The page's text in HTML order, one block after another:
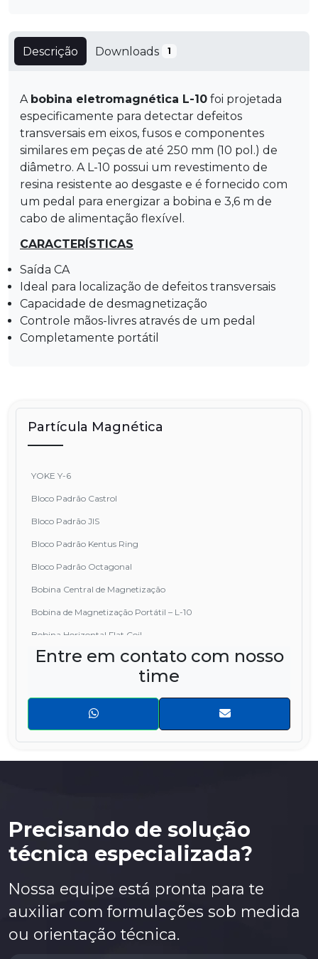
Descrição Downloads 1
A bobina eletromagnética L-10 foi projetada
especificamente para detectar defeitos
transversais em eixos, fusos e componentes
similares em peças de até 250 mm (10 pol.) de
diâmetro. A L-10 possui um revestimento de
resina resistente ao desgaste e é fornecido com
um pedal para energizar a bobina e 3,6 m de
cabo de alimentação flexível.
CARACTERÍSTICAS
Saída CA
Ideal para localização de defeitos transversais
Capacidade de desmagnetização
Controle mãos-livres através de um pedal
Completamente portátil
Partícula Magnética
YOKE Y-6
Bloco Padrão Castrol
Bloco Padrão JIS
Bloco Padrão Kentus Ring
Bloco Padrão Octagonal
Bobina Central de Magnetização
Bobina de Magnetização Portátil – L-10
Bobina Horizontal Flat Coil
Condutores Centrais
Gaussmeter PM200 – Medidor de Campo Magnético
Indicador de Magnetismo Residual
Magnaglo 14A – Partícula Magnética
Magnaglo 14AM
Magnaglo 410 Redi-Bath BR
Magnaglo AX-52
Magnaglo Carrier II
Entre em contato com nosso
time
Precisando de solução
técnica especializada?
Nossa equipe está pronta para te
auxiliar com formulações sob medida
ou orientação técnica.